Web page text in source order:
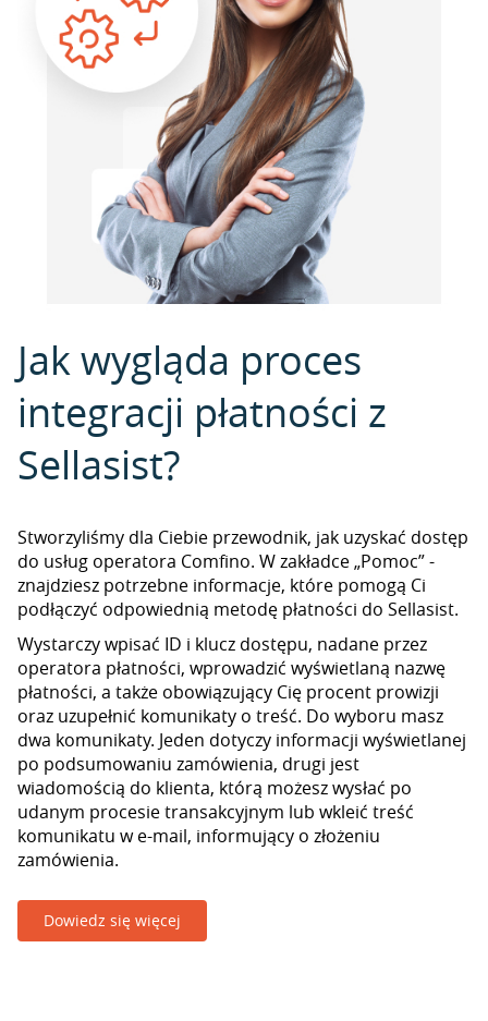
Jak wygląda proces
integracji płatności z
Sellasist?
Stworzyliśmy dla Ciebie przewodnik, jak uzyskać dostęp
do usług operatora Comfino. W zakładce „Pomoc” -
znajdziesz potrzebne informacje, które pomogą Ci
podłączyć odpowiednią metodę płatności do Sellasist.
Wystarczy wpisać ID i klucz dostępu, nadane przez
operatora płatności, wprowadzić wyświetlaną nazwę
płatności, a także obowiązujący Cię procent prowizji
oraz uzupełnić komunikaty o treść. Do wyboru masz
dwa komunikaty. Jeden dotyczy informacji wyświetlanej
po podsumowaniu zamówienia, drugi jest
wiadomością do klienta, którą możesz wysłać po
udanym procesie transakcyjnym lub wkleić treść
komunikatu w e-mail, informujący o złożeniu
zamówienia.
Dowiedz się więcej